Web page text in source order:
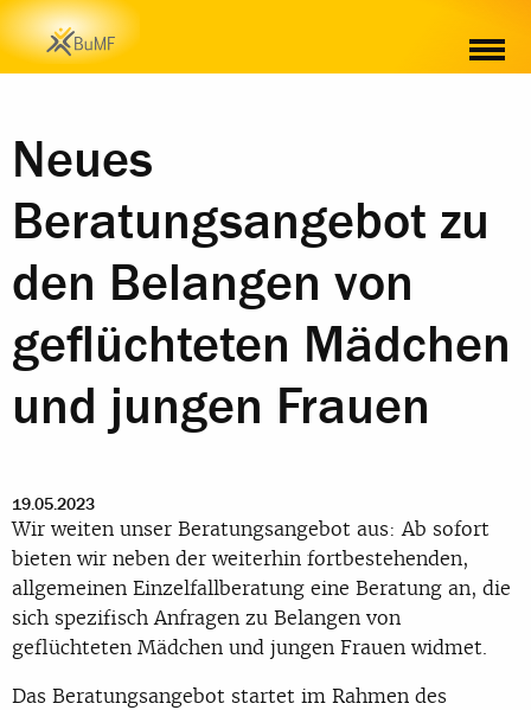
Neues
Beratungsangebot zu
den Belangen von
geflüchteten Mädchen
und jungen Frauen
19.05.2023
Wir weiten unser Beratungsangebot aus: Ab sofort
bieten wir neben der weiterhin fortbestehenden,
allgemeinen Einzelfallberatung eine Beratung an, die
sich spezifisch Anfragen zu Belangen von
geflüchteten Mädchen und jungen Frauen widmet.
Das Beratungsangebot startet im Rahmen des